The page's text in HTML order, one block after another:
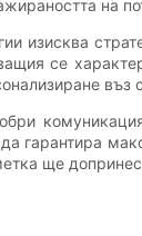
на
изисква
се
гарантира
ще